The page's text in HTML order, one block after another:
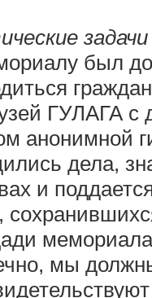
был
ГУЛАГА с
анонимной
дела,
и
мы